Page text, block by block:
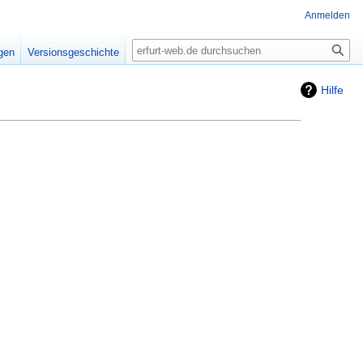
Hilfe
Anmelden
Versionsgeschichte Suche